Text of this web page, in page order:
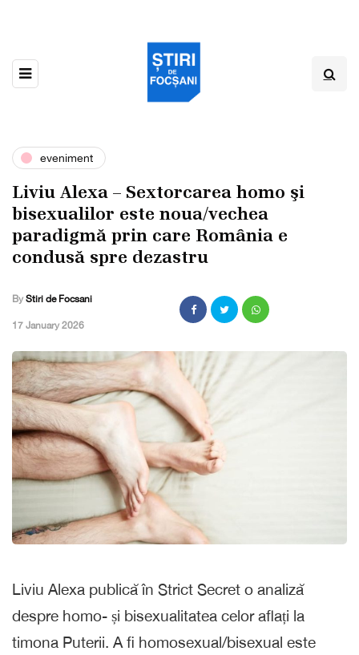
eveniment
Liviu Alexa – Sextorcarea homo şi
bisexualilor este noua/vechea
paradigmǎ prin care România e
condusǎ spre dezastru
By Stiri de Focsani
,17 January 2026
Liviu Alexa publică în Strict Secret o analiză
despre homo- și bisexualitatea celor aflați la
timona Puterii. A fi homosexual/bisexual este